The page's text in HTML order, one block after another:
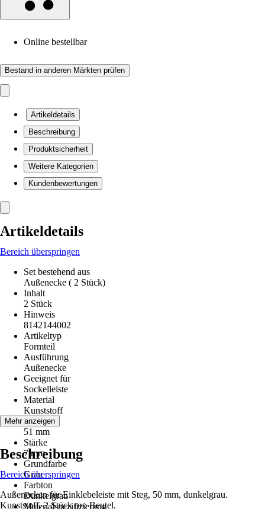
Online bestellbar
Bestand in anderen Märkten prüfen
Artikeldetails
Beschreibung
Produktsicherheit
Weitere Kategorien
Kundenbewertungen
Artikeldetails
Bereich überspringen
Set bestehend aus
Außenecke ( 2 Stück)
Inhalt
2 Stück
Hinweis
8142144002
Artikeltyp
Formteil
Ausführung
Außenecke
Geeignet für
Sockelleiste
Material
Kunststoff
Höhe
51 mm
Stärke
7 mm
Grundfarbe
Grau
Farbton
Dunkelgrau
Materialspezifizierung
Mehr anzeigen
Beschreibung
Bereich überspringen
Außenecken für Einklebeleiste mit Steg, 50 mm, dunkelgrau.
Kunststoff. 2 Stück pro Beutel.